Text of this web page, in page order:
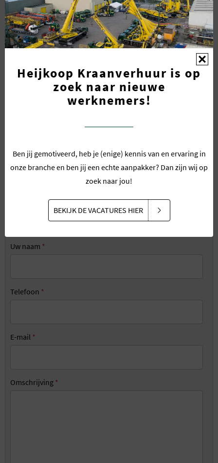
materieel: Vul vrijblijvend onzeKraanverhuur Keuzehulpin
en wij nemen binnen 24 uur contact met u op.
Bedrijfsnaam
Uw naam *
Telefoon *
E-mail *
Omschrijving *
Heijkoop Kraanverhuur is op
zoek naar nieuwe
werknemers!
Ben jij gemotiveerd, heb je (enige) kennis van en ervaring in
onze branche en ben jij een echte aanpakker? Dan zijn wij op
zoek naar jou!
BEKIJK DE VACATURES HIER